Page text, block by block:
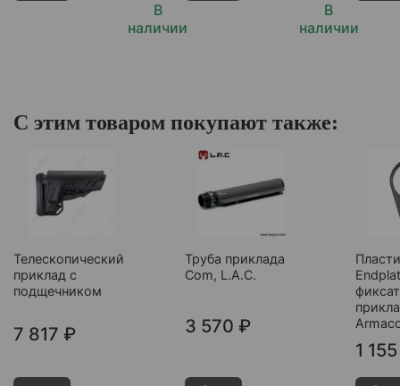
В
наличии
В
наличии
С этим товаром покупают также:
Телескопический
приклад с
подщечником
7 817 ₽
Труба приклада
Com, L.A.C.
3 570 ₽
1